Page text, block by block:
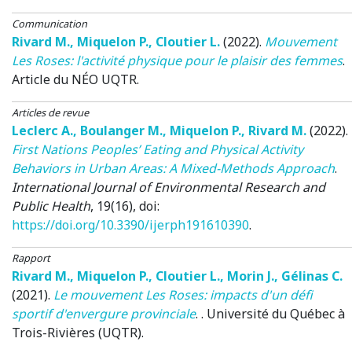
Communication
Rivard M., Miquelon P., Cloutier L.(2022). Mouvement
Les Roses: l'activité physique pour le plaisir des femmes.
Article du NÉO UQTR.
Articles de revue
Leclerc A., Boulanger M., Miquelon P., Rivard M.(2022).
First Nations Peoples’ Eating and Physical Activity
Behaviors in Urban Areas: A Mixed-Methods Approach.
International Journal of Environmental Research and
Public Health, 19(16), doi:
https://doi.org/10.3390/ijerph191610390.
Rapport
Rivard M., Miquelon P., Cloutier L., Morin J., Gélinas C.
(2021). Le mouvement Les Roses: impacts d'un défi
sportif d'envergure provinciale. . Université du Québec à
Trois-Rivières (UQTR).